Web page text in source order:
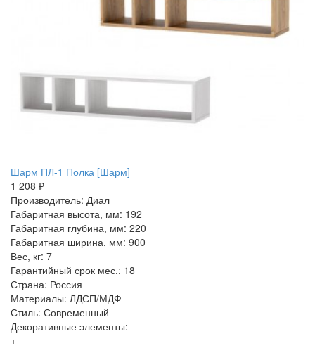
Шарм ПЛ-1 Полка [Шарм]
1 208 ₽
Производитель: Диал
Габаритная высота, мм: 192
Габаритная глубина, мм: 220
Габаритная ширина, мм: 900
Вес, кг: 7
Гарантийный срок мес.: 18
Страна: Россия
Материалы: ЛДСП/МДФ
Стиль: Современный
Декоративные элементы:
+